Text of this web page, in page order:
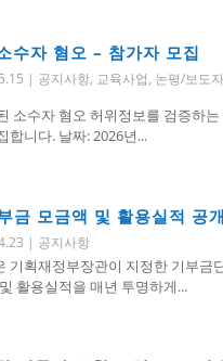
수자 혐오 – 참가자 모집
| 공지사항, 교육사업, 논평/보도
소수자 혐오 허위정보를 검증하는
합니다. 날짜: 2026년...
금 모금액 및 활용실적 공개
| 공지사항
기획재정부장관이 지정한 기부금
활용실적을 매년 투명하게...